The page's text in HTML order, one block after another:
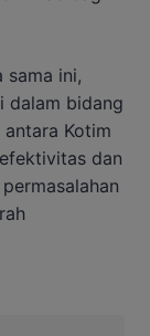
sama ini,
dalam bidang
Kotim
dan